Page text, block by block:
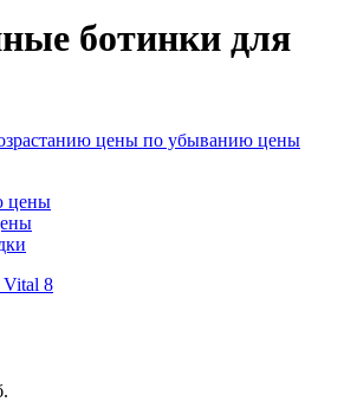
ботинки для
цены по убыванию цены
цены